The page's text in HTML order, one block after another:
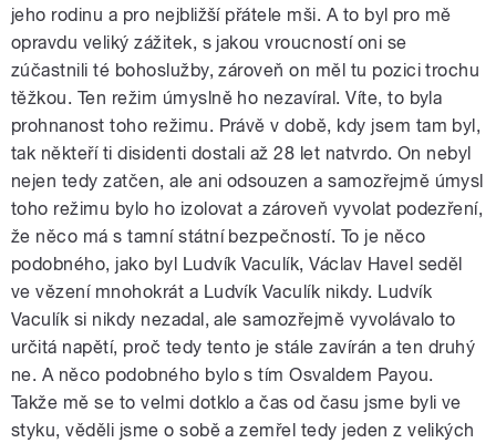
jeho rodinu a pro nejbližší přátele mši. A to byl pro mě
opravdu veliký zážitek, s jakou vroucností oni se
zúčastnili té bohoslužby, zároveň on měl tu pozici trochu
těžkou. Ten režim úmyslně ho nezavíral. Víte, to byla
prohnanost toho režimu. Právě v době, kdy jsem tam byl,
tak někteří ti disidenti dostali až 28 let natvrdo. On nebyl
nejen tedy zatčen, ale ani odsouzen a samozřejmě úmysl
toho režimu bylo ho izolovat a zároveň vyvolat podezření,
že něco má s tamní státní bezpečností. To je něco
podobného, jako byl Ludvík Vaculík, Václav Havel seděl
ve vězení mnohokrát a Ludvík Vaculík nikdy. Ludvík
Vaculík si nikdy nezadal, ale samozřejmě vyvolávalo to
určitá napětí, proč tedy tento je stále zavírán a ten druhý
ne. A něco podobného bylo s tím Osvaldem Payou.
Takže mě se to velmi dotklo a čas od času jsme byli ve
styku, věděli jsme o sobě a zemřel tedy jeden z velikých